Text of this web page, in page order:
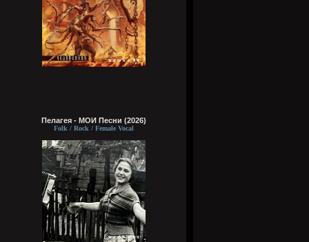
Пелагея - МОИ Песни (2026)
Folk / Rock / Female Vocal